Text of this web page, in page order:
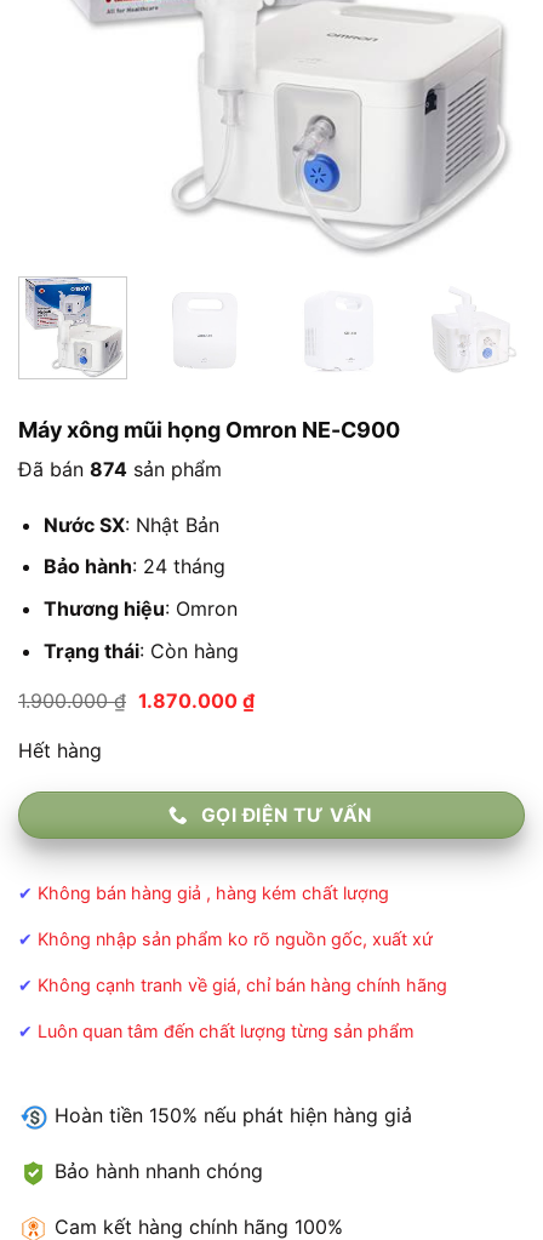
Máy xông mũi họng Omron NE-C900
Đã bán 874 sản phẩm
Nước SX: Nhật Bản
Bảo hành: 24 tháng
Thương hiệu: Omron
Trạng thái: Còn hàng
1.900.000₫ Giá
1.870.000 ₫Giá
hiện
Hết hàng
GỌI ĐIỆN TƯ VẤN
✔ Không bán hàng giả , hàng kém chất lượng
✔ Không nhập sản phẩm ko rõ nguồn gốc, xuất xứ
✔ Không cạnh tranh về giá, chỉ bán hàng chính hãng
✔ Luôn quan tâm đến chất lượng từng sản phẩm
Hoàn tiền 150% nếu phát hiện hàng giả
Bảo hành nhanh chóng
Cam kết hàng chính hãng 100%